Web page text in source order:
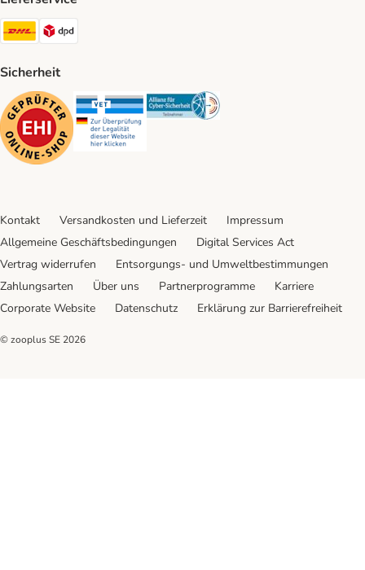
DHL Shipping Method
Sicherheit
Security Security Security
Kontakt Versandkosten und Lieferzeit
Impressum
Allgemeine Geschäftsbedingungen
Digital Services Act
Vertrag widerrufen
Entsorgungs- und Umweltbestimmungen
Zahlungsarten
Über uns Partnerprogramme
Karriere
Corporate Website
Datenschutz Erklärung zur Barrierefreiheit
© zooplus SE 2026